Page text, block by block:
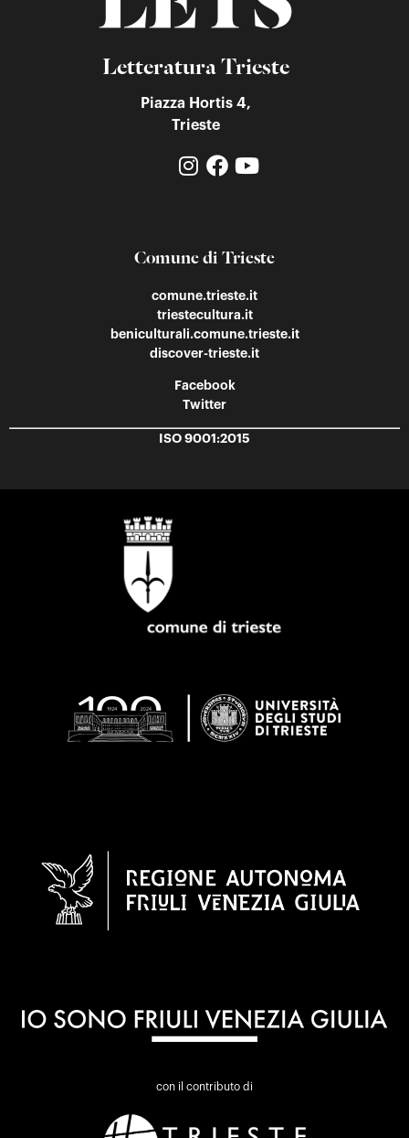
Letteratura Trieste
Piazza Hortis 4,
Trieste
Comune di Trieste
comune.trieste.it
triestecultura.it
beniculturali.comune.trieste.it
discover-trieste.it
Facebook
Twitter
ISO 9001:2015
con il contributo di